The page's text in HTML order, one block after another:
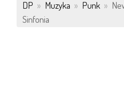
DP » Muzyka » Punk »
Sinfonia